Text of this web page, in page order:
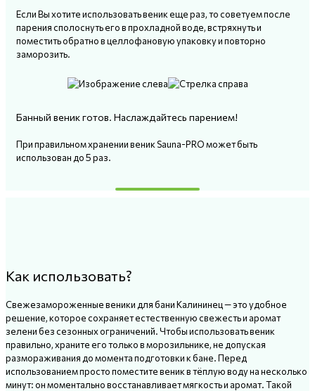
Если Вы хотите использовать веник еще раз, то советуем после
парения сполоснуть его в прохладной воде, встряхнуть и
поместить обратно в целлофановую упаковку и повторно
заморозить.
Банный веник готов. Наслаждайтесь парением!
При правильном хранении веник Sauna-PRO может быть
использован до 5 раз.
Как использовать?
Свежезамороженные веники для бани Калининец — это удобное
решение, которое сохраняет естественную свежесть и аромат
зелени без сезонных ограничений. Чтобы использовать веник
правильно, храните его только в морозильнике, не допуская
размораживания до момента подготовки к бане. Перед
использованием просто поместите веник в тёплую воду на несколько
минут: он моментально восстанавливает мягкость и аромат. Такой